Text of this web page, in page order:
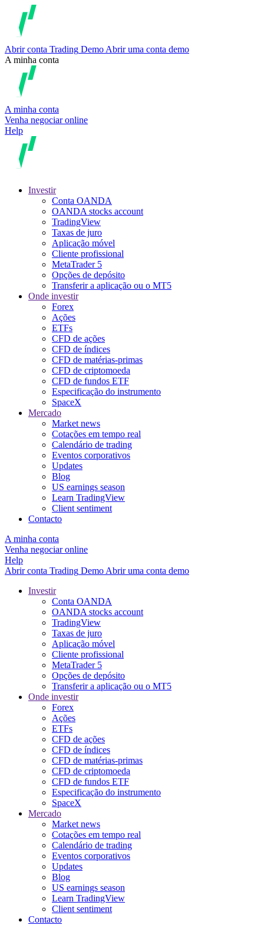
Abrir conta Trading Demo Abrir uma conta demo
A minha conta
A minha conta
Venha negociar online
Help
Investir
Conta OANDA
OANDA stocks account
TradingView
Taxas de juro
Aplicação móvel
Cliente profissional
MetaTrader 5
Opções de depósito
Transferir a aplicação ou o MT5
Onde investir
Forex
Ações
ETFs
CFD de ações
CFD de índices
CFD de matérias-primas
CFD de criptomoeda
CFD de fundos ETF
Especificação do instrumento
SpaceX
Mercado
Market news
Cotações em tempo real
Calendário de trading
Eventos corporativos
Updates
Blog
US earnings season
Learn TradingView
Client sentiment
Contacto
A minha conta
Venha negociar online
Help
Abrir conta Trading Demo Abrir uma conta demo
Investir
Conta OANDA
OANDA stocks account
TradingView
Taxas de juro
Aplicação móvel
Cliente profissional
MetaTrader 5
Opções de depósito
Transferir a aplicação ou o MT5
Onde investir
Forex
Ações
ETFs
CFD de ações
CFD de índices
CFD de matérias-primas
CFD de criptomoeda
CFD de fundos ETF
Especificação do instrumento
SpaceX
Mercado
Market news
Cotações em tempo real
Calendário de trading
Eventos corporativos
Updates
Blog
US earnings season
Learn TradingView
Client sentiment
Contacto